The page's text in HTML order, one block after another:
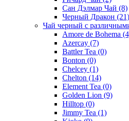
Сан Дэлмар Чай (8)
Черный Дракон (21)
Чай черный с
Amore de Bohema
Azercay (7)
Battler Tea (0)
Bonton (0)
Chelcey (1)
Chelton (14)
Element Tea (0)
Golden Lion (9)
Hilltop (0)
Jimmy Tea (1)